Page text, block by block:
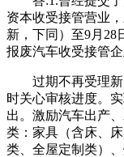
资本收受接管营业
新，下同）至9月28
报废汽车收受接管企
过期不再受理新
时关心审核进度。
出。激励汽车出产
类：家具（含床、
类、全屋定制类）